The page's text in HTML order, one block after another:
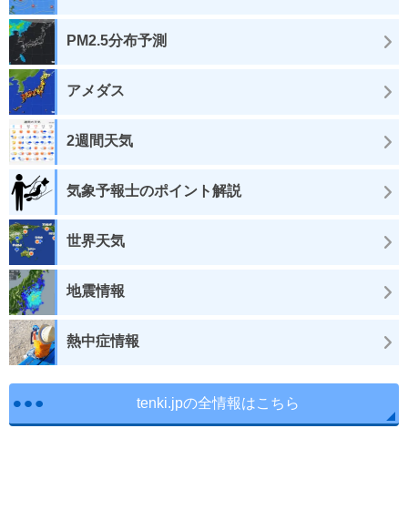
PM2.5分布予測
アメダス
2週間天気
気象予報士のポイント解説
世界天気
地震情報
熱中症情報
tenki.jpの全情報はこちら